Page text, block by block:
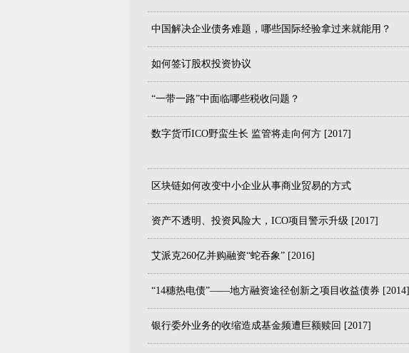
中国解决企业债务难题，哪些国际经验拿过来就能用？
如何签订股权投资协议
“一带一路”中面临哪些税收问题？
数字货币ICO野蛮生长 监管将走向何方 [2017]
区块链如何改变中小企业从事商业贸易的方式
资产不透明、投资风险大，ICO项目警示升级 [2017]
艾派克260亿并购融资“蛇吞象” [2016]
“14穗热电债”——地方融资途径创新之项目收益债券 [2014]
银行委外业务的收缩造成基金频遭巨额赎回 [2017]